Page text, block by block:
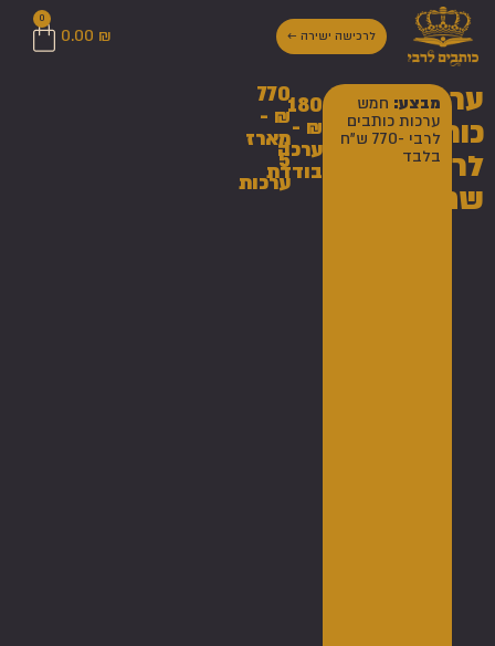
לרכישה ישירה ← 0.00 ₪
0
ערכת
כותבים
לרבי
שחור
מבצע: חמש
ערכות כותבים
לרבי -770 ש"ח
בלבד
180
₪ -
ערכה
בודדת
770
₪ -
מארז
5
ערכות